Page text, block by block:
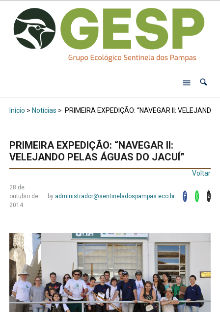
Início > Notícias > PRIMEIRA EXPEDIÇÃO: “NAVEGAR II:
PRIMEIRA EXPEDIÇÃO: “NAVEGAR II:
VELEJANDO PELAS ÁGUAS DO JACUÍ”
Voltar
28 de
outubro de
2014
by administrador@sentineladospampas.eco.br